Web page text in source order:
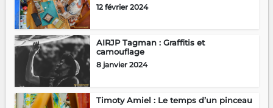
12 février 2024
AIRJP Tagman : Graffitis et
camouflage
8 janvier 2024
Timoty Amiel : Le temps d’un pinceau